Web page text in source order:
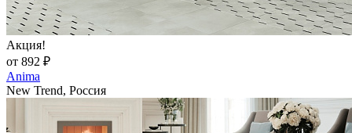
Акция!
от 892 ₽
Anima
New Trend, Россия